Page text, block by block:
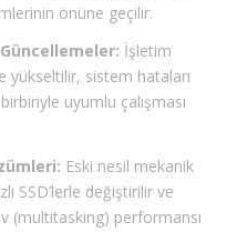
önüne geçilir.
İşletim
yükseltilir, sistem hataları
birbiriyle uyumlu çalışması
Eski nesil mekanik
SSD’lerle değiştirilir ve
(multitasking) performansı